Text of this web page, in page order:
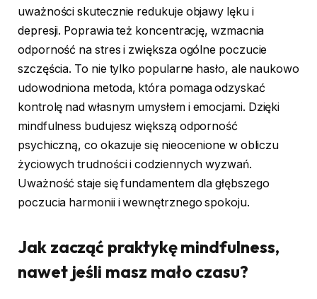
uważności skutecznie redukuje objawy lęku i
depresji. Poprawia też koncentrację, wzmacnia
odporność na stres i zwiększa ogólne poczucie
szczęścia. To nie tylko popularne hasło, ale naukowo
udowodniona metoda, która pomaga odzyskać
kontrolę nad własnym umysłem i emocjami. Dzięki
mindfulness budujesz większą odporność
psychiczną, co okazuje się nieocenione w obliczu
życiowych trudności i codziennych wyzwań.
Uważność staje się fundamentem dla głębszego
poczucia harmonii i wewnętrznego spokoju.
Jak zacząć praktykę mindfulness,
nawet jeśli masz mało czasu?